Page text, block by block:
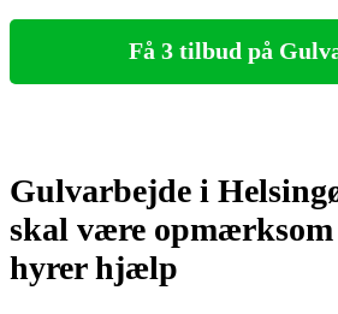
Få 3 tilbud på
Gulvarbejde i
skal være
hyrer hjælp